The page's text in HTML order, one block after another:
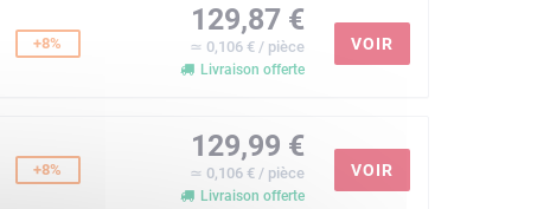
+8%
129,87 €
≃ 0,106 € / pièce
Livraison offerte
VOIR
+8%
129,99 €
≃ 0,106 € / pièce
Livraison offerte
VOIR